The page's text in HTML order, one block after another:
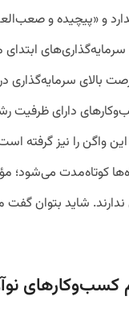
و «پیچیده و
ابتدای
بالای
دارای ظرفیت
واگن را نیز گرفته
کوتاه‌مدت می‌شود؛
شاید بتوان